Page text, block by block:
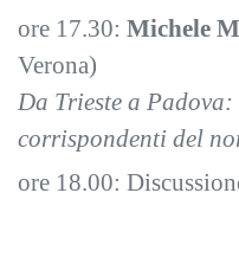
ore 17.30: Michele
Verona)
Da Trieste a Padova:
corrispondenti del
ore 18.00: